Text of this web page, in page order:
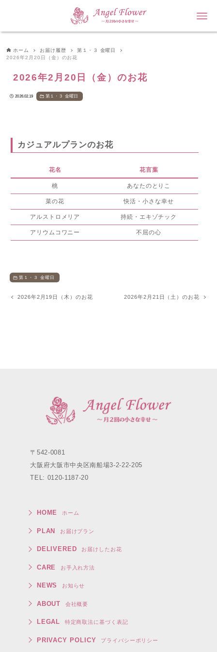
ホーム お届け履歴
第１・３ 金曜日
2026年2月20日（金）のお花
2026年2月20日（金）のお花
2026.02.19 第１・３ 金曜日
カジュアルプランのお花
花名 花言葉
桃 あなたのとりこ
菜の花 快活・小さな幸せ
アルストロメリア 持続・エキゾチック
アリウムコワニー 不屈の心
第１・３ 金曜日
2026年2月19日（木）のお花 2026年2月21日（土）のお花
〒542-0081
大阪府大阪市中央区南船場3-2-22-205
TEL: 0120-1187-20
HOME ホーム
PLAN お届けプラン
DELIVERED お届けしたお花
CARE お手入れ方法
NEWS お知らせ
ABOUT 会社概要
LEGAL 特定商取法に基づく表記
PRIVACY POLICY プライバシーポリシー